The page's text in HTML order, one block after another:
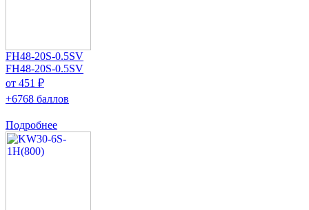
FH48-20S-0.5SV
FH48-20S-0.5SV
от 451 ₽
+6768 баллов
Подробнее